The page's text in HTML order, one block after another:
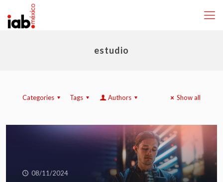
estudio
Categories Tags Authors Show all
08/11/2024